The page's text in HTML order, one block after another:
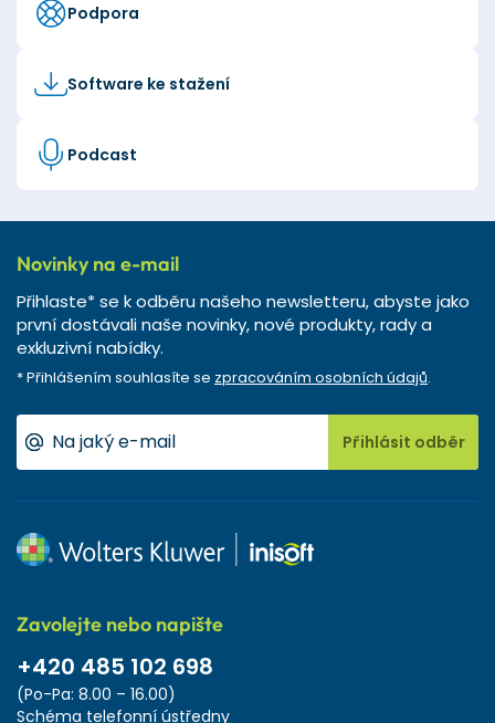
Podpora
Software ke stažení
Podcast
Novinky na e-mail
Přihlaste* se k odběru našeho newsletteru, abyste jako
první dostávali naše novinky, nové produkty, rady a
exkluzivní nabídky.
* Přihlášením souhlasíte se zpracováním osobních údajů.
Přihlásit odběr
Zavolejte nebo napište
+420 485 102 698
(Po-Pa: 8.00 – 16.00)
Schéma telefonní ústředny